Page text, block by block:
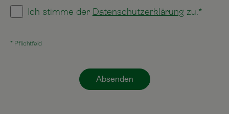
Ich stimme der Datenschutzerklärung zu.
* Pflichtfeld
Absenden